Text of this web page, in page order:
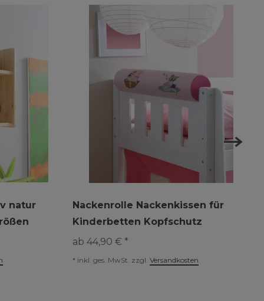
natur
Nackenrolle Nackenkissen für
Kinderbetten Kopfschutz
ab 44,90 € *
* inkl. ges. MwSt. zzgl. Versandkosten